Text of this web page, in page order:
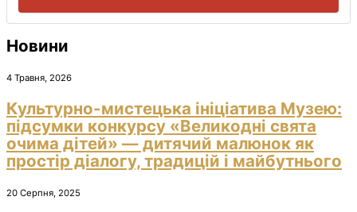
Новини
4 Травня, 2026
Культурно-мистецька ініціатива Музею:
підсумки конкурсу «Великодні свята
очима дітей» — дитячий малюнок як
простір діалогу, традицій і майбутнього
20 Серпня, 2025